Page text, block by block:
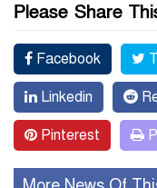
Please Share
Facebook
Linkedin
Pinterest